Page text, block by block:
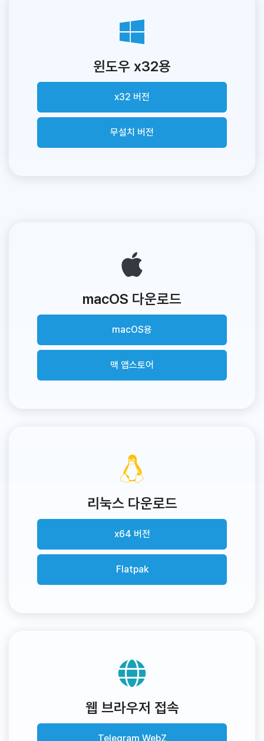
윈도우 x32용
x32 버전
무설치 버전
macOS 다운로드
macOS용
맥 앱스토어
리눅스 다운로드
x64 버전
Flatpak
웹 브라우저 접속
Telegram WebZ